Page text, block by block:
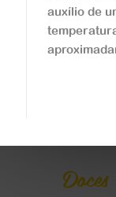
...
Doces
auxílio de